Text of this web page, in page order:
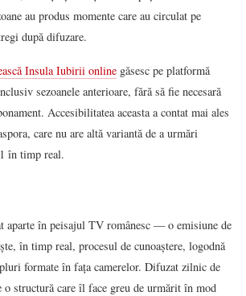
au produs momente care au circulat pe
după difuzare.
Insula Iubirii online găsesc pe platformă
sezoanele anterioare, fără să fie necesară
Accesibilitatea aceasta a contat mai ales
care nu are altă variantă de a urmări
în timp real.
aparte în peisajul TV românesc — o emisiune de
în timp real, procesul de cunoaștere, logodnă
formate în fața camerelor. Difuzat zilnic de
o structură care îl face greu de urmărit în mod